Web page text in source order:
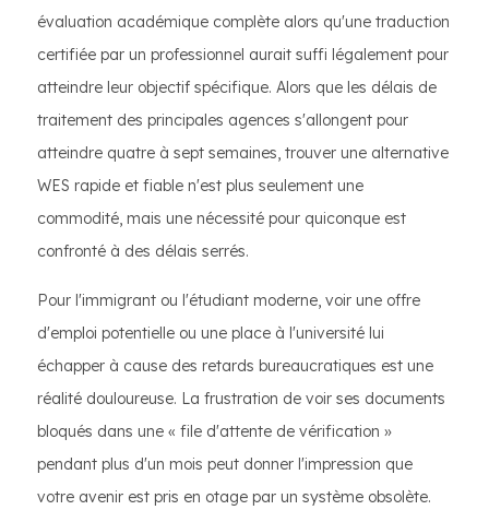
évaluation académique complète alors qu'une traduction
certifiée par un professionnel aurait suffi légalement pour
atteindre leur objectif spécifique. Alors que les délais de
traitement des principales agences s'allongent pour
atteindre quatre à sept semaines, trouver une alternative
WES rapide et fiable n'est plus seulement une
commodité, mais une nécessité pour quiconque est
confronté à des délais serrés.
Pour l'immigrant ou l'étudiant moderne, voir une offre
d'emploi potentielle ou une place à l'université lui
échapper à cause des retards bureaucratiques est une
réalité douloureuse. La frustration de voir ses documents
bloqués dans une « file d'attente de vérification »
pendant plus d'un mois peut donner l'impression que
votre avenir est pris en otage par un système obsolète.